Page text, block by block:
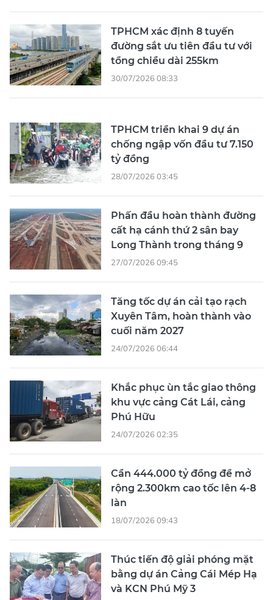
TPHCM xác định 8 tuyến
đường sắt ưu tiên đầu tư với
tổng chiều dài 255km
30/07/2026 08:33
TPHCM triển khai 9 dự án
chống ngập vốn đầu tư 7.150
tỷ đồng
28/07/2026 03:45
Phấn đầu hoàn thành đường
cất hạ cánh thứ 2 sân bay
Long Thành trong tháng 9
27/07/2026 09:45
Tăng tốc dự án cải tạo rạch
Xuyên Tâm, hoàn thành vào
cuối năm 2027
24/07/2026 06:44
Khắc phục ùn tắc giao thông
khu vực cảng Cát Lái, cảng
Phú Hữu
24/07/2026 02:35
Cần 444.000 tỷ đồng để mở
rộng 2.300km cao tốc lên 4-8
làn
18/07/2026 09:43
Thúc tiến độ giải phóng mặt
bằng dự án Cảng Cái Mép Hạ
và KCN Phú Mỹ 3